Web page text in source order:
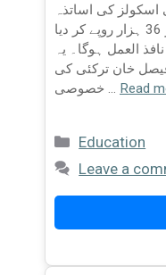
اسکولز کی اساتذہ
کا اعزازیہ 21 ہزار سے بڑھا کر 36 ہزار روپے کر دیا
یکم اپریل 2025 سے نافذ العمل ہوگا۔ یہ
فیصل خان ترکئی کی
خصوصی … Read
Categories
Education
Leave a